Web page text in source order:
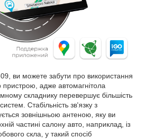
ви можете забути про використання
пристрою, адже автомагнітола
складнику перевершує більшість
Стабільність зв'язку з
зовнішньою антеною, яку ви
частині салону авто, наприклад, із
скла, у такий спосіб